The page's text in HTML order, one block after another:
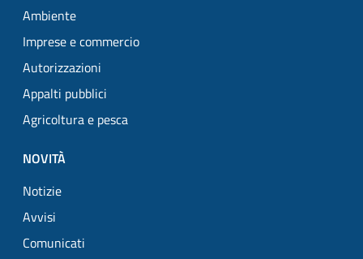
Ambiente
Imprese e commercio
Autorizzazioni
Appalti pubblici
Agricoltura e pesca
NOVITÀ
Notizie
Avvisi
Comunicati